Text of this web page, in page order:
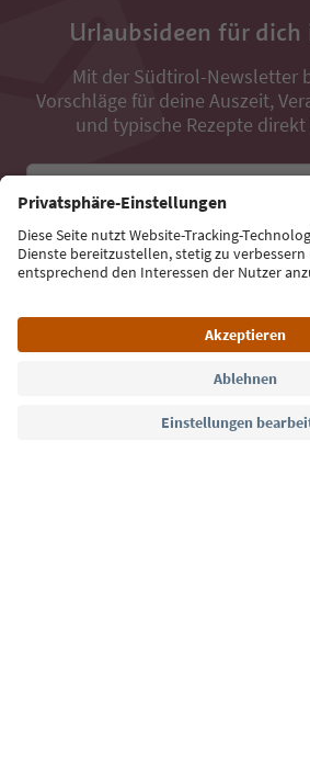
Urlaubsideen für
Mit der Südtirol-Newsletter
Vorschläge für deine Auszeit,
und typische Rezepte
Jetzt